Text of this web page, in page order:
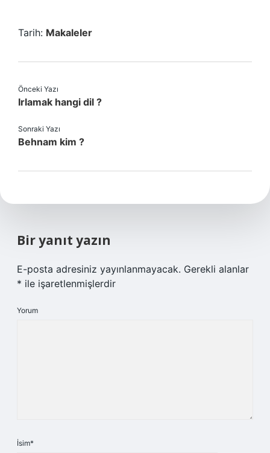
Tarih: Makaleler
Önceki Yazı
Irlamak hangi dil ?
Sonraki Yazı
Behnam kim ?
Bir yanıt yazın
E-posta adresiniz yayınlanmayacak. Gerekli alanlar
* ile işaretlenmişlerdir
Yorum
İsim*